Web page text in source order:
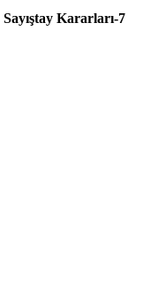
Kararları-7